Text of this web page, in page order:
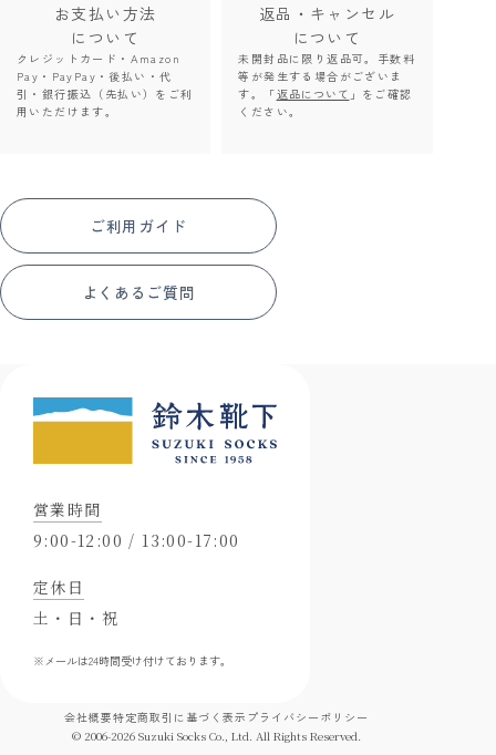
お支払い方法
について
クレジットカード・Amazon
Pay・PayPay・後払い・代
引・銀行振込（先払い）をご利
用いただけます。
返品・キャンセル
について
未開封品に限り返品可。手数料
等が発生する場合がございま
す。「返品について 」をご確認
ください。
ご利用ガイド
よくあるご質問
営業時間
9:00-12:00 / 13:00-17:00
定休日
土・日・祝
※メールは24時間受け付けております。
© 2006-2026Suzuki Socks Co., Ltd. All Rights Reserved.
会社概要特定商取引に基づく表示 プライバシーポリシー